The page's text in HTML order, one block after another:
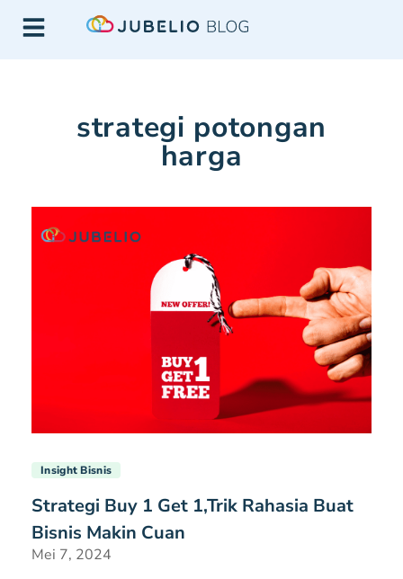
strategi potongan
harga
Insight Bisnis
Strategi Buy 1 Get 1,Trik Rahasia Buat
Bisnis Makin Cuan
Mei 7, 2024